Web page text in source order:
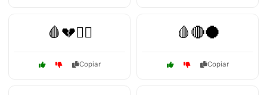
🩸💔🧟‍♂️
Copiar
🩸🔴🌑
Copiar